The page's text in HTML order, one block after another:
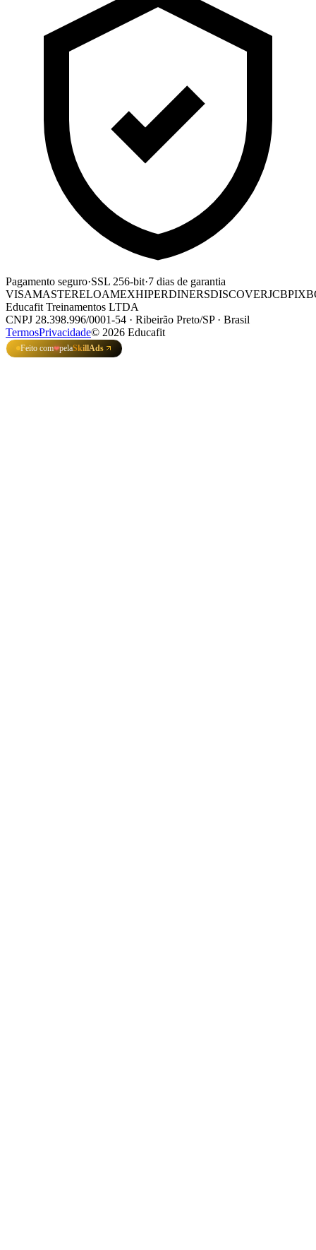
Pagamento seguro·SSL 256-bit·7 dias de garantia
VISAMASTERELOAMEXHIPERDINERSDISCOVERJCBPIX
Educafit Treinamentos LTDA
CNPJ 28.398.996/0001-54 · Ribeirão Preto/SP · Brasil
TermosPrivacidade© 2026 Educafit
Feito com❤pelaSkillAds